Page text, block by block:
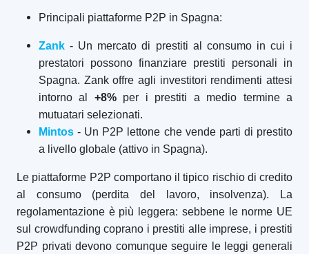
Principali piattaforme P2P in Spagna:
Zank - Un mercato di prestiti al consumo in cui i
prestatori possono finanziare prestiti personali in
Spagna. Zank offre agli investitori rendimenti attesi
intorno al +8%per i prestiti a medio termine a
mutuatari selezionati.
Mintos - Un P2P lettone che vende parti di prestito
a livello globale (attivo in Spagna).
Le piattaforme P2P comportano il tipico rischio di credito
al consumo (perdita del lavoro, insolvenza). La
regolamentazione è più leggera: sebbene le norme UE
sul crowdfunding coprano i prestiti alle imprese, i prestiti
P2P privati devono comunque seguire le leggi generali